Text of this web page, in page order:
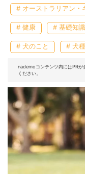
# オーストラリアン・
# 健康 # 基礎知識
# 犬のこと # 犬種
nademoコンテンツ内にはPRが
ください。